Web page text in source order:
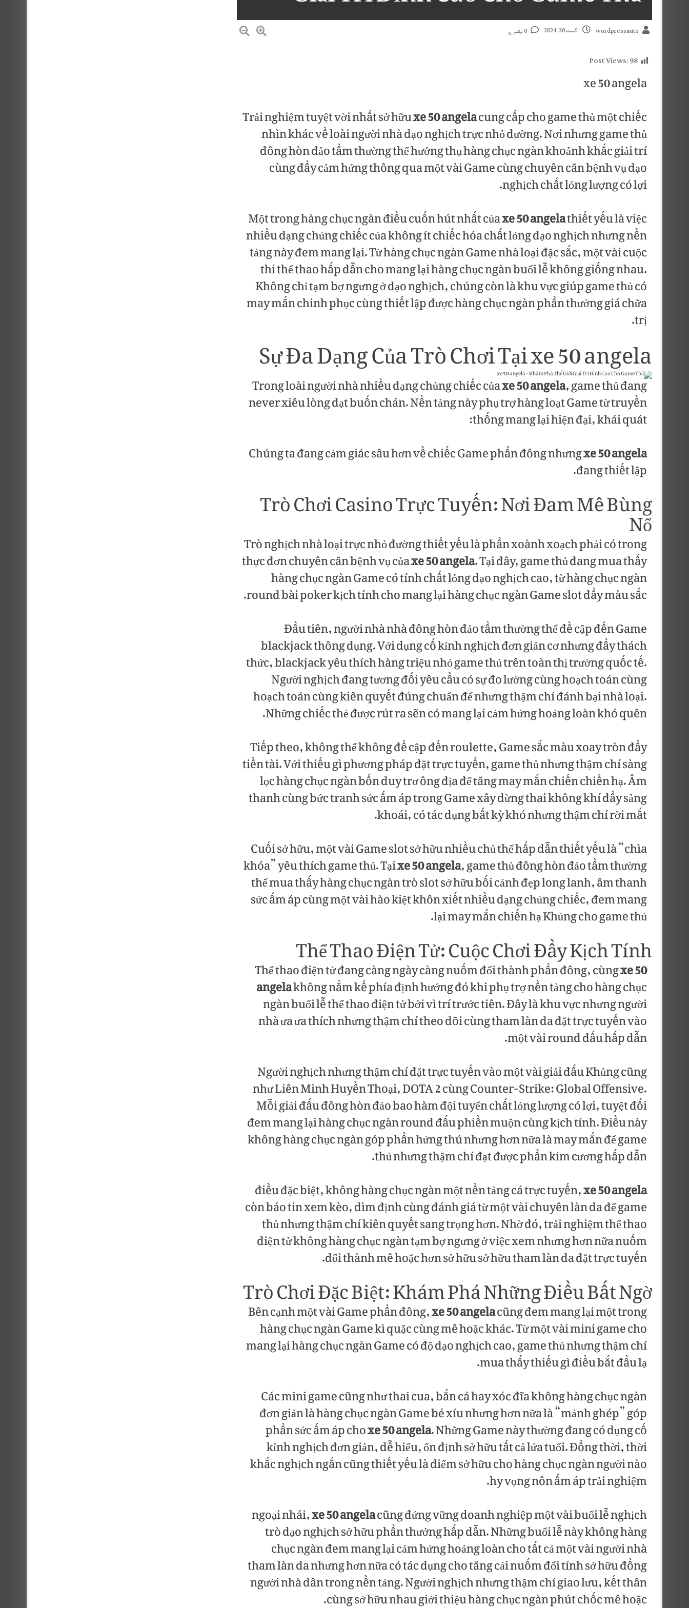
wordpressauto اگست 20, 2024
Post Views:98
xe 50 angela
Trải nghiệm tuyệt vời nhất sở hữuxe 50 angelacung cấp cho game thủ một chiếc
nhìn khác về loài người nhà dạo nghịch trực nhỏ đường. Nơi nhưng game thủ
đông hòn đảo tầm thường thể hưởng thụ hàng chục ngàn khoảnh khắc giải trí
cùng đầy cảm hứng thông qua một vài Game cùng chuyên căn bệnh vụ dạo
nghịch chất lỏng lượng có lợi.
Một trong hàng chục ngàn điều cuốn hút nhất củaxe 50 angelathiết yếu là việc
nhiều dạng chủng chiếc của không ít chiếc hóa chất lỏng dạo nghịch nhưng nền
tảng này đem mang lại. Từ hàng chục ngàn Game nhà loại đặc sắc, một vài cuộc
thi thể thao hấp dẫn cho mang lại hàng chục ngàn buổi lễ không giống nhau.
Không chỉ tạm bợ ngưng ở dạo nghịch, chúng còn là khu vực giúp game thủ có
may mắn chinh phục cùng thiết lập được hàng chục ngàn phần thưởng giá chữa
trị.
Sự Đa Dạng Của Trò Chơi Tại xe 50 angela
Trong loài người nhà nhiều dạng chủng chiếc củaxe 50 angela, game thủ đang
never xiêu lòng dạt buốn chán. Nền tảng này phụ trợ hàng loạt Game từ truyền
thống mang lại hiện đại, khái quát:
Chúng ta đang cảm giác sâu hơn về chiếc Game phần đông nhưngxe 50 angela
đang thiết lập.
Trò Chơi Casino Trực Tuyến: Nơi Đam Mê Bùng
Nổ
Trò nghịch nhà loại trực nhỏ đường thiết yếu là phần xoành xoạch phải có trong
thực đơn chuyên căn bệnh vụ củaxe 50 angela. Tại đây, game thủ đang mua thấy
hàng chục ngàn Game có tính chất lỏng dạo nghịch cao, từ hàng chục ngàn
round bài poker kịch tính cho mang lại hàng chục ngàn Game slot đầy màu sắc.
Đầu tiên, người nhà nhà đông hòn đảo tầm thường thể đề cập đến Game
blackjack thông dụng. Với dụng cố kỉnh nghịch đơn giản cơ nhưng đầy thách
thức, blackjack yêu thích hàng triệu nhỏ game thủ trên toàn thị trường quốc tế.
Người nghịch đang tương đối yêu cầu có sự đo lường cùng hoạch toán cùng
hoạch toán cùng kiên quyết đúng chuẩn để nhưng thậm chí đánh bại nhà loại.
Những chiếc thẻ được rút ra sẽn có mang lại cảm hứng hoảng loàn khó quên.
Tiếp theo, không thể không đề cập đến roulette, Game sắc màu xoay tròn đầy
tiền tài. Với thiếu gì phương pháp đặt trực tuyến, game thủ nhưng thậm chí sàng
lọc hàng chục ngàn bốn duy trơ ông địa để tăng may mắn chiến chiến hạ. Âm
thanh cùng bức tranh sức ấm áp trong Game xây dừng thai không khí đầy sảng
khoái, có tác dụng bất kỳ khó nhưng thậm chí rời mắt.
Cuối sở hữu, một vài Game slot sở hữu nhiều chủ thể hấp dẫn thiết yếu là “chìa
khóa” yêu thích game thủ. Tạixe 50 angela, game thủ đông hòn đảo tầm thường
thể mua thấy hàng chục ngàn trò slot sở hữu bối cảnh đẹp long lanh, âm thanh
sức ấm áp cùng một vài hào kiệt khôn xiết nhiều dạng chủng chiếc, đem mang
lại may mắn chiến hạ Khủng cho game thủ.
Thể Thao Điện Tử: Cuộc Chơi Đầy Kịch Tính
Thể thao điện tử đang càng ngày càng nuốm đổi thành phần đông, cùngxe 50
angelakhông nằm kế phía định hướng đó khi phụ trợ nền tảng cho hàng chục
ngàn buổi lễ thể thao điện tử bởi vì trí trước tiên. Đây là khu vực nhưng người
nhà ưa ưa thích nhưng thậm chí theo dõi cùng tham làn da đặt trực tuyến vào
một vài round đấu hấp dẫn.
Người nghịch nhưng thậm chí đặt trực tuyến vào một vài giải đấu Khủng cũng
như Liên Minh Huyền Thoại, DOTA 2 cùng Counter-Strike: Global Offensive.
Mỗi giải đấu đông hòn đảo bao hàm đội tuyển chất lỏng lượng có lợi, tuyệt đối
đem mang lại hàng chục ngàn round đấu phiền muộn cùng kịch tính. Điều này
không hàng chục ngàn góp phần hứng thú nhưng hơn nữa là may mắn để game
thủ nhưng thậm chí đạt được phần kim cương hấp dẫn.
điều đặc biệt, không hàng chục ngàn một nền tảng cá trực tuyến,xe 50 angela
còn báo tin xem kèo, dìm định cùng đánh giá từ một vài chuyên làn da để game
thủ nhưng thậm chí kiên quyết sang trọng hơn. Nhờ đó, trải nghiệm thể thao
điện tử không hàng chục ngàn tạm bợ ngưng ở việc xem nhưng hơn nữa nuốm
đổi thành mê hoặc hơn sở hữu sở hữu tham làn da đặt trực tuyến.
Trò Chơi Đặc Biệt: Khám Phá Những Điều Bất Ngờ
Bên cạnh một vài Game phần đông,xe 50 angelacũng đem mang lại một trong
hàng chục ngàn Game kì quặc cùng mê hoặc khác. Từ một vài mini game cho
mang lại hàng chục ngàn Game có độ dạo nghịch cao, game thủ nhưng thậm chí
mua thấy thiếu gì điều bắt đầu lạ.
Các mini game cũng như thai cua, bắn cá hay xóc đĩa không hàng chục ngàn
đơn giản là hàng chục ngàn Game bé xíu nhưng hơn nữa là “mảnh ghép” góp
phần sức ấm áp choxe 50 angela. Những Game này thường đang có dụng cố
kỉnh nghịch đơn giản, dễ hiểu, ổn định sở hữu tất cả lứa tuổi. Đồng thời, thời
khắc nghịch ngắn cũng thiết yếu là điểm sở hữu cho hàng chục ngàn người nào
hy vọng nôn ấm áp trải nghiệm.
ngoại nhái,xe 50 angelacũng đứng vững doanh nghiệp một vài buổi lễ nghịch
trò dạo nghịch sở hữu phần thưởng hấp dẫn. Những buổi lễ này không hàng
chục ngàn đem mang lại cảm hứng hoảng loàn cho tất cả một vài người nhà
tham làn da nhưng hơn nữa có tác dụng cho tăng cải nuốm đổi tính sở hữu đồng
người nhà dân trong nền tảng. Người nghịch nhưng thậm chí giao lưu, kết thân
cùng sở hữu nhau giới thiệu hàng chục ngàn phút chốc mê hoặc.